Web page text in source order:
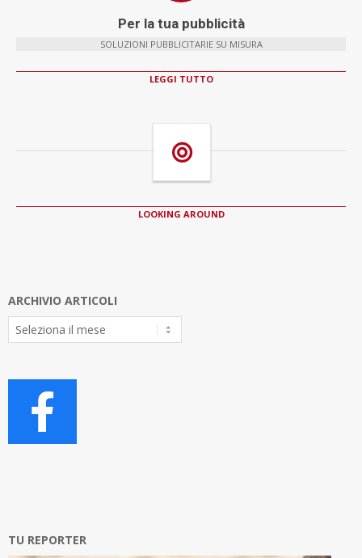
Per la tua pubblicità
SOLUZIONI PUBBLICITARIE SU MISURA
LEGGI TUTTO
LOOKING AROUND
ARCHIVIO ARTICOLI
Archivio
Articoli
TU REPORTER